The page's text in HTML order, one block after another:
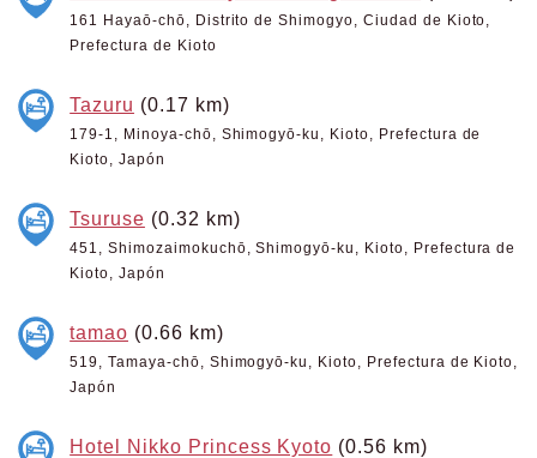
161 Hayaō-chō, Distrito de Shimogyo, Ciudad de Kioto,
Prefectura de Kioto
Tazuru (0.17 km)
179-1, Minoya-chō, Shimogyō-ku, Kioto, Prefectura de
Kioto, Japón
Tsuruse (0.32 km)
451, Shimozaimokuchō, Shimogyō-ku, Kioto, Prefectura de
Kioto, Japón
tamao (0.66 km)
519, Tamaya-chō, Shimogyō-ku, Kioto, Prefectura de Kioto,
Japón
Hotel Nikko Princess Kyoto (0.56 km)